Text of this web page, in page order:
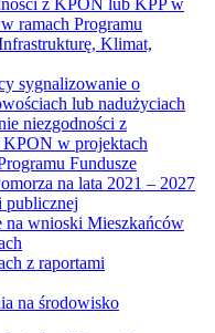
ramach Programu
Klimat,
sygnalizowanie o
lub nadużyciach
niezgodności z
w projektach
Fundusze
na lata 2021 – 2027
publicznej
na wnioski Mieszkańców
z raportami
na środowisko